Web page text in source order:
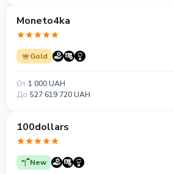
Moneto4ka
Gold
От 1 000 UAH
До 527 619 720 UAH
100dollars
New